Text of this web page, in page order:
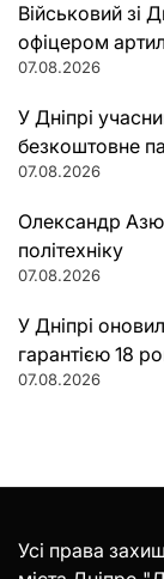
Військовий зі
офіцером
07.08.2026
У Дніпрі
безкоштовне
07.08.2026
Олександр
політехніку
07.08.2026
У Дніпрі
гарантією 18
07.08.2026
Усі права